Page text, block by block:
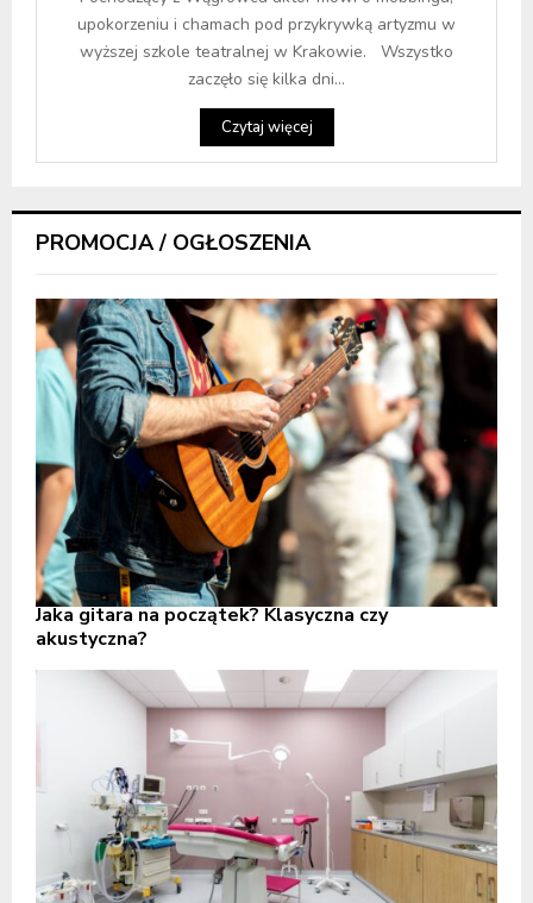
upokorzeniu i chamach pod przykrywką artyzmu w
wyższej szkole teatralnej w Krakowie. Wszystko
zaczęło się kilka dni...
Czytaj więcej
PROMOCJA / OGŁOSZENIA
Jaka gitara na początek? Klasyczna czy
akustyczna?